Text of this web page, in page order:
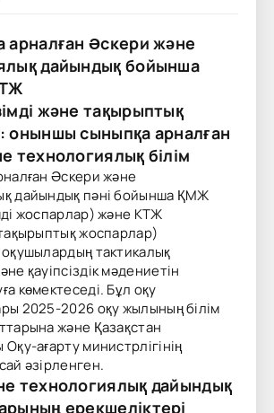
арналған Әскери және
дайындық бойынша
және тақырыптық
оныншы сыныпқа арналған
технологиялық білім
Әскери және
дайындық пәні бойынша ҚМЖ
жоспарлар) және КТЖ
жоспарлар)
оқушылардың тактикалық
қауіпсіздік мәдениетін
көмектеседі. Бұл оқу
2025-2026 оқу жылының білім
және Қазақстан
ағарту министрлігінің
әзірленген.
технологиялық дайындық
ерекшеліктері